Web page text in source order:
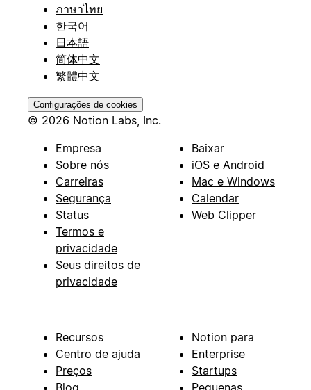
ภาษาไทย
한국어
日本語
简体中文
繁體中文
Configurações de cookies
© 2026 Notion Labs, Inc.
Empresa
Sobre nós
Carreiras
Segurança
Status
Termos e
privacidade
Seus direitos de
privacidade
Baixar
iOS e Android
Mac e Windows
Calendar
Web Clipper
Recursos
Centro de ajuda
Preços
Blog
Notion para
Enterprise
Startups
Pequenas